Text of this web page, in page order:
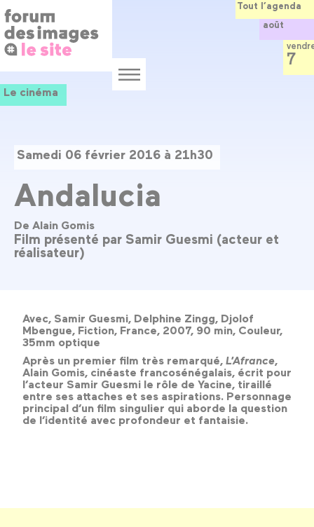
au
contenu
principal
Menu
Le cinéma
Samedi 06 février 2016 à 21h30
Andalucia
De Alain Gomis
Film présenté par Samir Guesmi (acteur et
réalisateur)
Avec, Samir Guesmi, Delphine Zingg, Djolof
Mbengue, Fiction, France, 2007, 90 min, Couleur,
35mm optique
Après un premier film très remarqué, L’Afrance,
Alain Gomis, cinéaste francosénégalais, écrit pour
l’acteur Samir Guesmi le rôle de Yacine, tiraillé
entre ses attaches et ses aspirations. Personnage
principal d’un film singulier qui aborde la question
de l’identité avec profondeur et fantaisie.
Tout l’agenda
août
7